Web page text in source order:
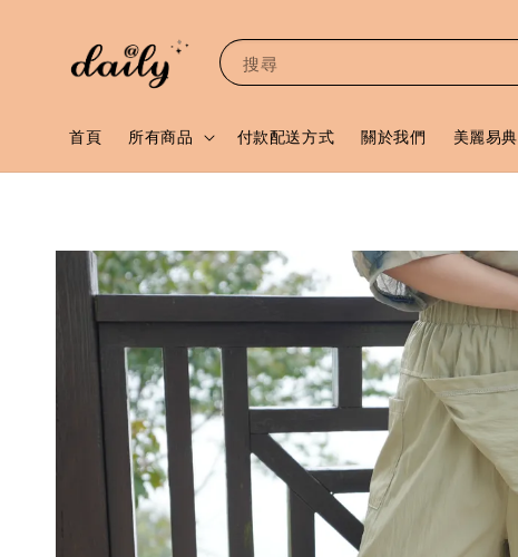
搜尋
首頁 所有商品 付款配送方式 關於我們 美麗易典